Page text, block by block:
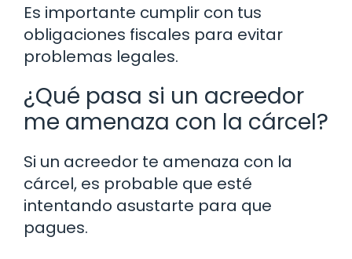
Es importante cumplir con tus
obligaciones fiscales para evitar
problemas legales.
¿Qué pasa si un acreedor
me amenaza con la cárcel?
Si un acreedor te amenaza con la
cárcel, es probable que esté
intentando asustarte para que
pagues.